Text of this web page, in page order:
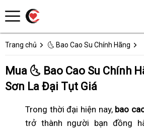
Trang chủ 🌜 Bao Cao Su Chính Hãng
Mua 🌜 Bao Cao Su Chính
Sơn La Đại Tụt Giá
Trong thời đại hiện nay, bao
trở thành người bạn đồng